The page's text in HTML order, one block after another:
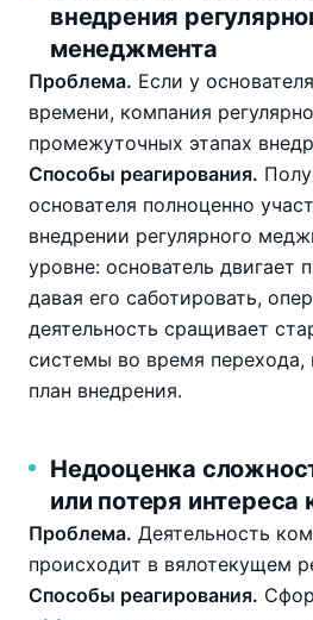
внедрения
менеджмента
Проблема. Если у
времени, компания
промежуточных этапах
Способы реагирования.
основателя полноценно
внедрении регулярного
уровне: основатель двигает
давая его саботировать,
деятельность сращивает
системы во время перехода,
план внедрения.
Недооценка
или потеря интереса
Проблема. Деятельность
происходит в вялотекущем
Способы реагирования.